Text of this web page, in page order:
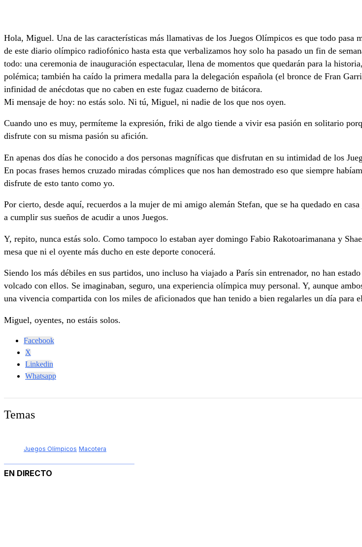
Hola, Miguel. Una de las características más llamativas de los Juegos Olímpicos es que todo pasa
de este diario olímpico radiofónico hasta esta que verbalizamos hoy solo ha pasado un fin de
todo: una ceremonia de inauguración espectacular, llena de momentos que quedarán para la
polémica; también ha caído la primera medalla para la delegación española (el bronce de Fran
infinidad de anécdotas que no caben en este fugaz cuaderno de bitácora.
Mi mensaje de hoy: no estás solo. Ni tú, Miguel, ni nadie de los que nos oyen.
Cuando uno es muy, permíteme la expresión, friki de algo tiende a vivir esa pasión en solitario
disfrute con su misma pasión su afición.
En apenas dos días he conocido a dos personas magníficas que disfrutan en su intimidad de los
En pocas frases hemos cruzado miradas cómplices que nos han demostrado eso que siempre
disfrute de esto tanto como yo.
Por cierto, desde aquí, recuerdos a la mujer de mi amigo alemán Stefan, que se ha quedado en
a cumplir sus sueños de acudir a unos Juegos.
Y, repito, nunca estás solo. Como tampoco lo estaban ayer domingo Fabio Rakotoarimanana y
mesa que ni el oyente más ducho en este deporte conocerá.
Siendo los más débiles en sus partidos, uno incluso ha viajado a París sin entrenador, no han
volcado con ellos. Se imaginaban, seguro, una experiencia olímpica muy personal. Y, aunque
una vivencia compartida con los miles de aficionados que han tenido a bien regalarles un día para
Miguel, oyentes, no estáis solos.
Facebook
X
Linkedin
Whatsapp
Temas
Juegos Olímpicos Macotera
EN DIRECTO